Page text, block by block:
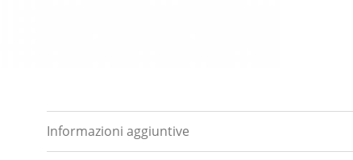
Informazioni aggiuntive